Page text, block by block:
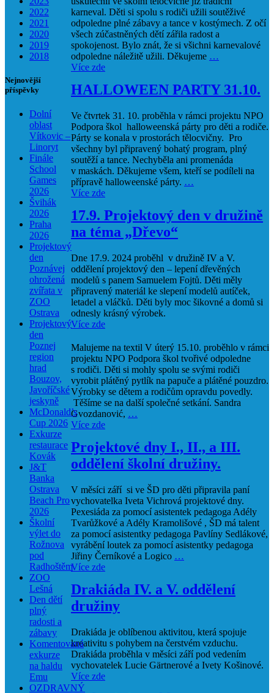
karneval. Děti si spolu s rodiči užili soutěživé
odpoledne plné zábavy a tance v kostýmech. Z očí
všech zúčastněných dětí zářila radost a
spokojenost. Bylo znát, že si všichni karnevalové
odpoledne náležitě užili. Děkujeme …
Více zde
HALLOWEEN PARTY 31.10.
Ve čtvrtek 31. 10. proběhla v rámci projektu NPO
Podpora škol halloweenská párty pro děti a rodiče.
Párty se konala v prostorách tělocvičny. Pro
všechny byl připravený bohatý program, plný
soutěží a tance. Nechyběla ani promenáda
v maskách. Děkujeme všem, kteří se podíleli na
přípravě halloweenské párty. …
Více zde
17.9. Projektový den v družině
na téma „Dřevo“
Dne 17.9. 2024 proběhl v družině IV a V.
oddělení projektový den – lepení dřevěných
modelů s panem Samuelem Fojtů. Děti měly
připravený materiál ke slepení modelů autíček,
letadel a vláčků. Děti byly moc šikovné a domů si
odnesly krásný výrobek.
Více zde
Malujeme na textil V úterý 15.10. proběhlo v rámci
projektu NPO Podpora škol tvořivé odpoledne
s rodiči. Děti si mohly spolu se svými rodiči
vyrobit plátěný pytlík na papuče a plátěné pouzdro.
Výrobky se dětem a rodičům opravdu povedly.
Těšíme se na další společné setkání. Sandra
Gvozdanović, …
Více zde
Projektové dny I., II., a III.
oddělení školní družiny.
V měsíci září si ve ŠD pro děti připravila paní
vychovatelka Iveta Vichrová projektové dny.
Pexesiáda za pomocí asistentek pedagoga Adély
Tvarůžkové a Adély Kramolišové , ŠD má talent
za pomocí asistentky pedagoga Pavlíny Sedlákové,
vyrábění loutek za pomocí asistentky pedagoga
Jiřiny Černíkové a Logico …
Více zde
Drakiáda IV. a V. oddělení
družiny
Drakiáda je oblíbenou aktivitou, která spojuje
kreativitu s pohybem na čerstvém vzduchu.
Drakiáda proběhla v měsíci září pod vedením
vychovatelek Lucie Gärtnerové a Ivety Košinové.
Více zde
2022
2021
2020
2019
2018
Nejnovější
příspěvky
Dolní
oblast
Vítkovic –
Linoryt
Finále
School
Games
2026
Švihák
2026
Praha
2026
Projektový
den
Poznávej
ohrožená
zvířata v
ZOO
Ostrava
Projektový
den
Poznej
region
hrad
Bouzov,
Javoříčské
jeskyně
McDonald’s
Cup 2026
Exkurze
restaurace
Kovák
J&T
Banka
Ostrava
Beach Pro
2026
Školní
výlet do
Rožnova
pod
Radhoštěm
ZOO
Lešná
Den dětí
plný
radosti a
zábavy
Komentovaná
exkurze
na haldu
Emu
OZDRAVNÝ